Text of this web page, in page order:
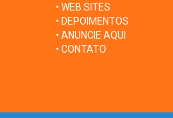
• WEB SITES
• DEPOIMENTOS
• ANUNCIE AQUI
• CONTATO